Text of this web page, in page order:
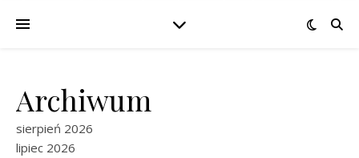
Archiwum
sierpień 2026
lipiec 2026